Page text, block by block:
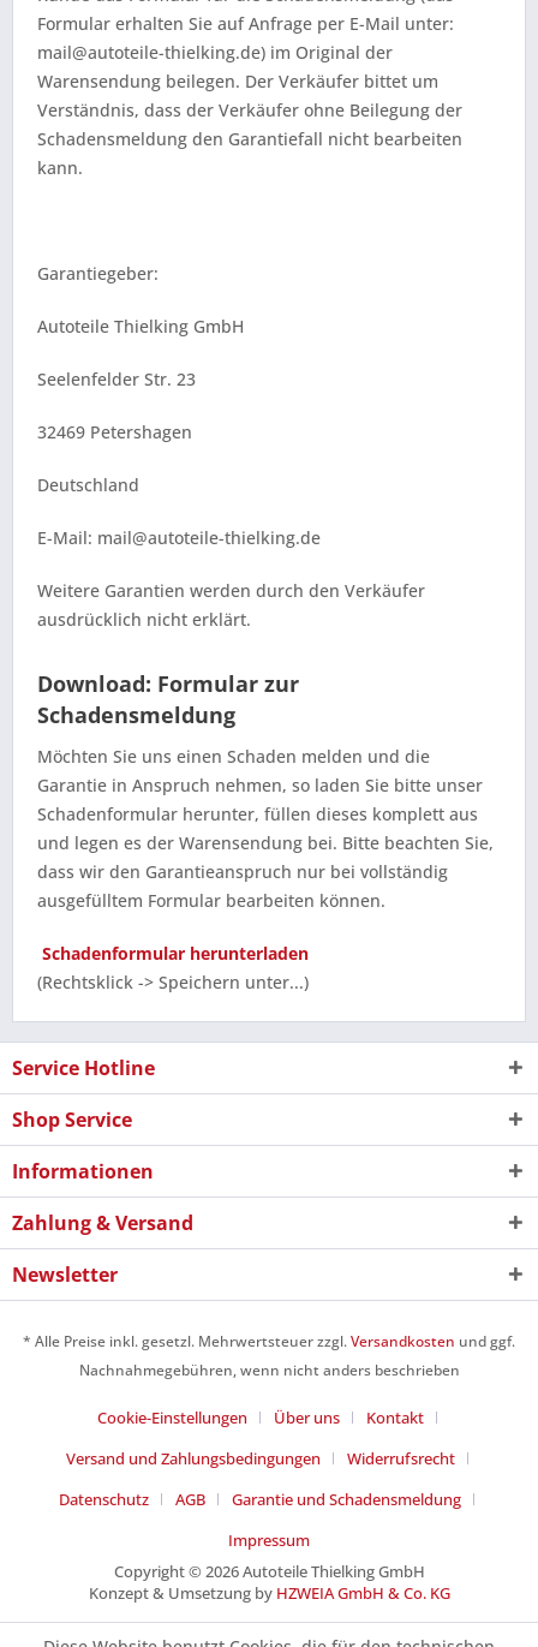
Formular erhalten Sie auf Anfrage per E-Mail unter:
mail@autoteile-thielking.de) im Original der
Warensendung beilegen. Der Verkäufer bittet um
Verständnis, dass der Verkäufer ohne Beilegung der
Schadensmeldung den Garantiefall nicht bearbeiten
kann.
Garantiegeber:
Autoteile Thielking GmbH
Seelenfelder Str. 23
32469 Petershagen
Deutschland
E-Mail: mail@autoteile-thielking.de
Weitere Garantien werden durch den Verkäufer
ausdrücklich nicht erklärt.
Download: Formular zur
Schadensmeldung
Möchten Sie uns einen Schaden melden und die
Garantie in Anspruch nehmen, so laden Sie bitte unser
Schadenformular herunter, füllen dieses komplett aus
und legen es der Warensendung bei. Bitte beachten Sie,
dass wir den Garantieanspruch nur bei vollständig
ausgefülltem Formular bearbeiten können.
Schadenformular herunterladen
(Rechtsklick -> Speichern unter...)
Service Hotline
Shop Service
Informationen
Zahlung & Versand
Newsletter
* Alle Preise inkl. gesetzl. Mehrwertsteuer zzgl.Versandkosten und ggf.
Nachnahmegebühren, wenn nicht anders beschrieben
Cookie-Einstellungen Über uns
Kontakt
Versand und Zahlungsbedingungen
Widerrufsrecht
Datenschutz
AGB
Garantie und Schadensmeldung
Impressum
Copyright © 2026 Autoteile Thielking GmbH
Konzept & Umsetzung by HZWEIA GmbH & Co. KG